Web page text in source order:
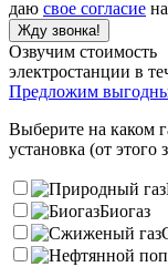
даю свое согласие
Жду звонка!
Озвучим стоимость
электростанции в
Предложим
Выберите на каком
установка (от этого
Биогаз